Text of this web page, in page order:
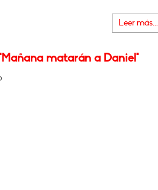
Leer más...
matarán a Daniel"